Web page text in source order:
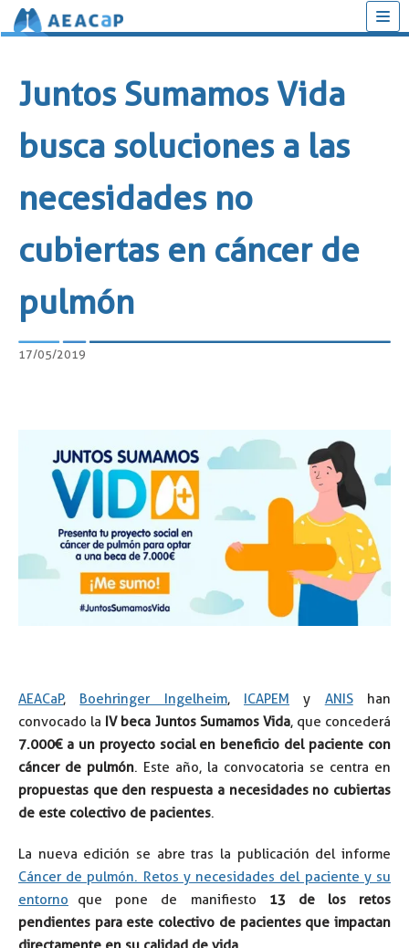
contenido
Juntos Sumamos Vida
busca soluciones a las
necesidades no
cubiertas en cáncer de
pulmón
17/05/2019
AEACaP, Boehringer Ingelheim, ICAPEM y ANIShan
convocado la IV beca Juntos Sumamos Vida, que concederá
7.000€ a un proyecto social en beneficio del paciente con
cáncer de pulmón. Este año, la convocatoria se centra en
propuestas que den respuesta a necesidades no cubiertas
de este colectivo de pacientes.
La nueva edición se abre tras la publicación del informe
Cáncer de pulmón. Retos y necesidades del paciente y su
entorno que pone de manifiesto 13 de los retos
pendientes para este colectivo de pacientes que impactan